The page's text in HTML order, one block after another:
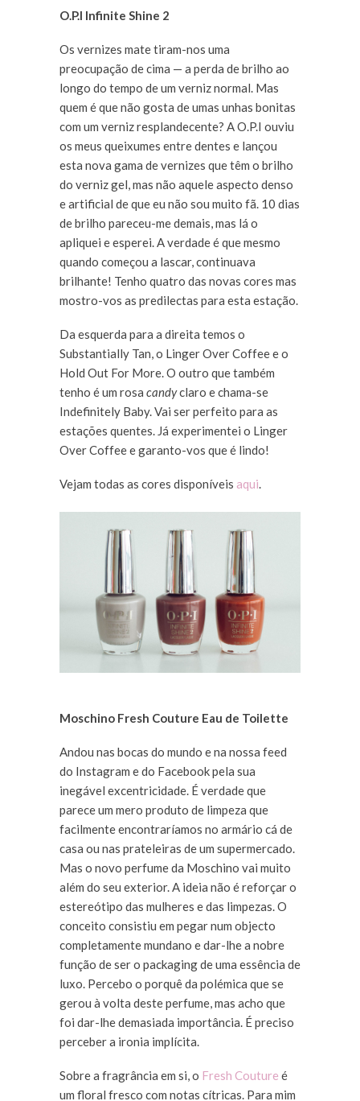
O.P.I Infinite Shine 2
Os vernizes mate tiram-nos uma
preocupação de cima — a perda de brilho ao
longo do tempo de um verniz normal. Mas
quem é que não gosta de umas unhas bonitas
com um verniz resplandecente? A O.P.I ouviu
os meus queixumes entre dentes e lançou
esta nova gama de vernizes que têm o brilho
do verniz gel, mas não aquele aspecto denso
e artificial de que eu não sou muito fã. 10 dias
de brilho pareceu-me demais, mas lá o
apliquei e esperei. A verdade é que mesmo
quando começou a lascar, continuava
brilhante! Tenho quatro das novas cores mas
mostro-vos as predilectas para esta estação.
Da esquerda para a direita temos o
Substantially Tan, o Linger Over Coffee e o
Hold Out For More. O outro que também
tenho é um rosa candyclaro e chama-se
Indefinitely Baby. Vai ser perfeito para as
estações quentes. Já experimentei o Linger
Over Coffee e garanto-vos que é lindo!
Vejam todas as cores disponíveis aqui.
Moschino Fresh Couture Eau de Toilette
Andou nas bocas do mundo e na nossa feed
do Instagram e do Facebook pela sua
inegável excentricidade. É verdade que
parece um mero produto de limpeza que
facilmente encontraríamos no armário cá de
casa ou nas prateleiras de um supermercado.
Mas o novo perfume da Moschino vai muito
além do seu exterior. A ideia não é reforçar o
estereótipo das mulheres e das limpezas. O
conceito consistiu em pegar num objecto
completamente mundano e dar-lhe a nobre
função de ser o packaging de uma essência de
luxo. Percebo o porquê da polémica que se
gerou à volta deste perfume, mas acho que
foi dar-lhe demasiada importância. É preciso
perceber a ironia implícita.
Sobre a fragrância em si, o Fresh Couture é
um floral fresco com notas cítricas. Para mim